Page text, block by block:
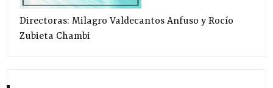
Directoras: Milagro Valdecantos Anfuso y Rocío
Zubieta Chambi